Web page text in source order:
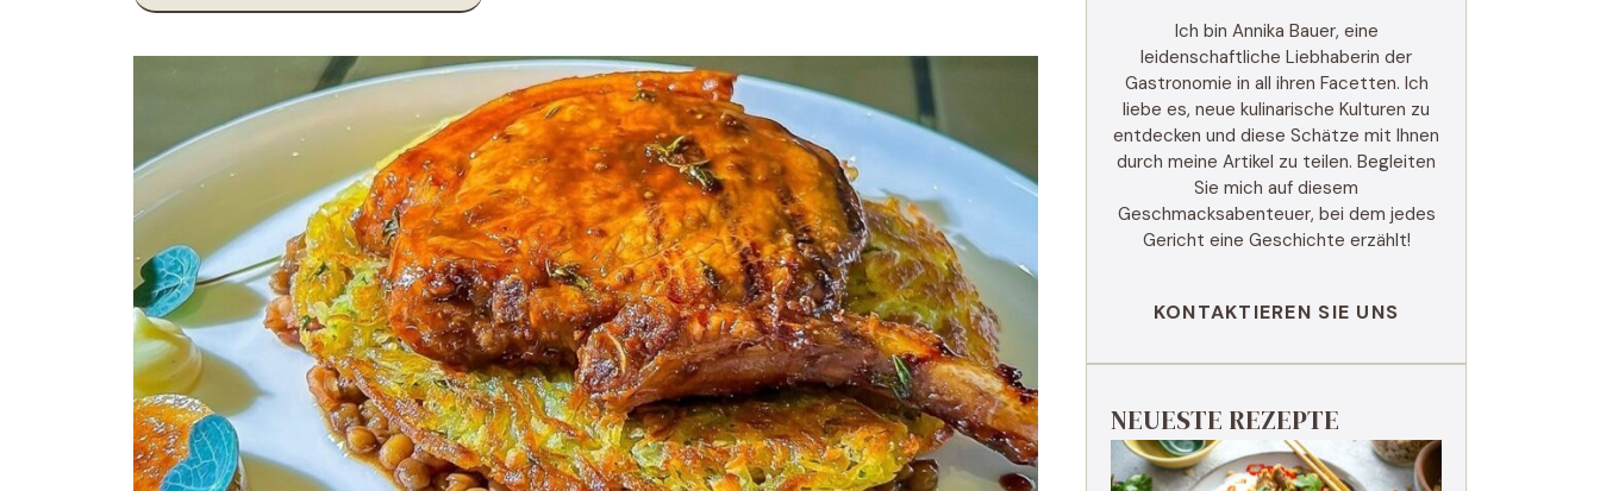
Ich bin Annika Bauer, eine
leidenschaftliche Liebhaberin der
Gastronomie in all ihren Facetten. Ich
liebe es, neue kulinarische Kulturen zu
entdecken und diese Schätze mit Ihnen
durch meine Artikel zu teilen. Begleiten
Sie mich auf diesem
Geschmacksabenteuer, bei dem jedes
Gericht eine Geschichte erzählt!
KONTAKTIEREN SIE UNS
NEUESTE REZEPTE